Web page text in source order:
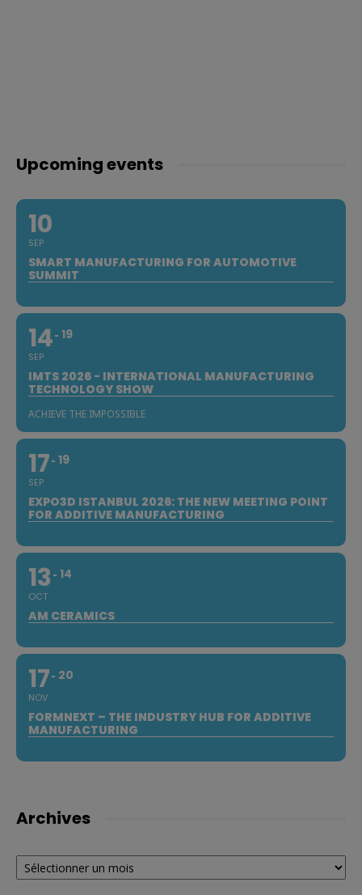
Upcoming events
10
SEP
SMART MANUFACTURING FOR AUTOMOTIVE
SUMMIT
14
SEP
19
IMTS 2026 - INTERNATIONAL MANUFACTURING
TECHNOLOGY SHOW
ACHIEVE THE IMPOSSIBLE
17
SEP
19
EXPO3D ISTANBUL 2026: THE NEW MEETING POINT
FOR ADDITIVE MANUFACTURING
13
OCT
14
AM CERAMICS
17
NOV
20
FORMNEXT – THE INDUSTRY HUB FOR ADDITIVE
MANUFACTURING
Archives
Archives